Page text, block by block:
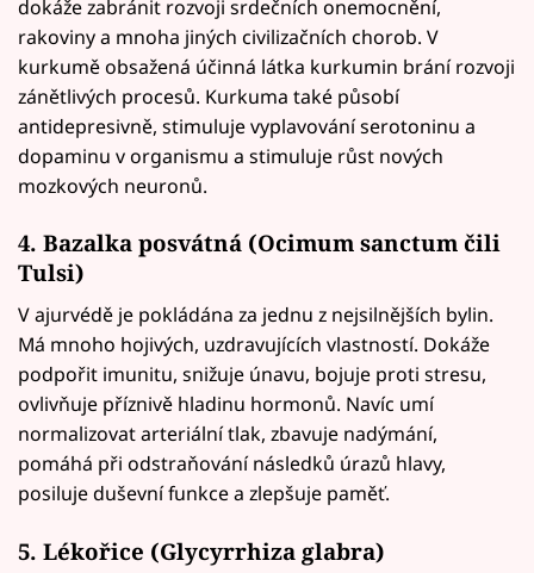
dokáže zabránit rozvoji srdečních onemocnění,
rakoviny a mnoha jiných civilizačních chorob. V
kurkumě obsažená účinná látka kurkumin brání rozvoji
zánětlivých procesů. Kurkuma také působí
antidepresivně, stimuluje vyplavování serotoninu a
dopaminu v organismu a stimuluje růst nových
mozkových neuronů.
4. Bazalka posvátná (Ocimum sanctum čili
Tulsi)
V ajurvédě je pokládána za jednu z nejsilnějších bylin.
Má mnoho hojivých, uzdravujících vlastností. Dokáže
podpořit imunitu, snižuje únavu, bojuje proti stresu,
ovlivňuje příznivě hladinu hormonů. Navíc umí
normalizovat arteriální tlak, zbavuje nadýmání,
pomáhá při odstraňování následků úrazů hlavy,
posiluje duševní funkce a zlepšuje paměť.
5. Lékořice (Glycyrrhiza glabra)